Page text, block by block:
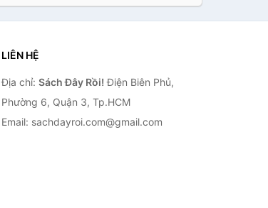
LIÊN HỆ
Địa chỉ: Sách Đây Rồi! Điện Biên Phủ,
Phường 6, Quận 3, Tp.HCM
Email: sachdayroi.com@gmail.com